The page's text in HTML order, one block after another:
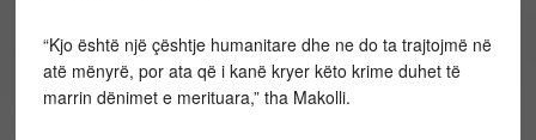
“Kjo është një çështje humanitare dhe ne do ta trajtojmë në
atë mënyrë, por ata që i kanë kryer këto krime duhet të
marrin dënimet e merituara,” tha Makolli.